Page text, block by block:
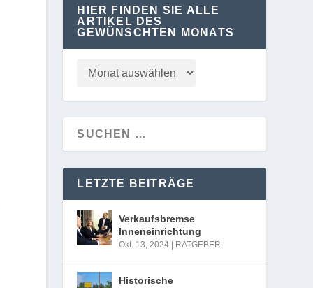
HIER FINDEN SIE ALLE
ARTIKEL DES
GEWÜNSCHTEN MONATS
LETZTE BEITRÄGE
Verkaufsbremse
Inneneinrichtung
Okt. 13, 2024 RATGEBER
Historische